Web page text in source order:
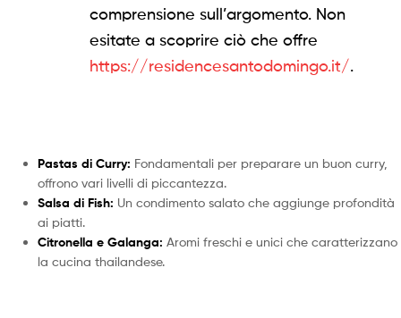
comprensione sull’argomento. Non
esitate a scoprire ciò che offre
https://residencesantodomingo.it/.
Pastas di Curry: Fondamentali per preparare un buon curry,
offrono vari livelli di piccantezza.
Salsa di Fish: Un condimento salato che aggiunge profondità
ai piatti.
Citronella e Galanga: Aromi freschi e unici che caratterizzano
la cucina thailandese.